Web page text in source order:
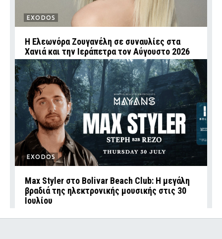
EXODOS
Η Ελεωνόρα Ζουγανέλη σε συναυλίες στα
Χανιά και την Ιεράπετρα τον Αύγουστο 2026
EXODOS
Max Styler στο Bolivar Beach Club: Η μεγάλη
βραδιά της ηλεκτρονικής μουσικής στις 30
Ιουλίου